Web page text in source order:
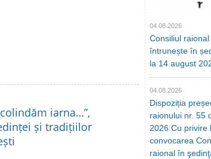
iarna…”,
și tradițiilor
04.08.2026
Consiliul
întrunește în
la 14 august
04.08.2026
Dispoziția
raionului nr. 55
2026 Cu privire
convocarea
raional în